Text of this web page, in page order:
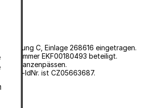
C, Einlage 268616 eingetragen.
Nummer EKF00180493 beteiligt.
Pflanzenpässen.
USt-IdNr. ist CZ05663687.